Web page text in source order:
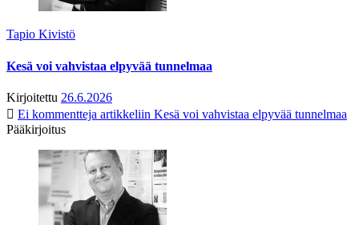
Tapio Kivistö
Kesä voi vahvistaa elpyvää tunnelmaa
Kirjoitettu 26.6.2026
Ei kommentteja artikkeliin Kesä voi vahvistaa elpyvää tunnelmaa
Pääkirjoitus